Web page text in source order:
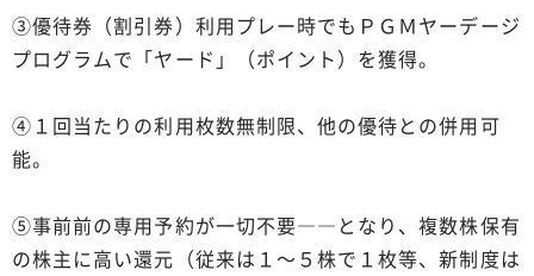
③優待券（割引券）利用プレー時でもＰＧＭヤーデージ
プログラムで「ヤード」（ポイント）を獲得。
④１回当たりの利用枚数無制限、他の優待との併用可
能。
⑤事前前の専用予約が一切不要――となり、複数株保有
の株主に高い還元（従来は１～５株で１枚等、新制度は